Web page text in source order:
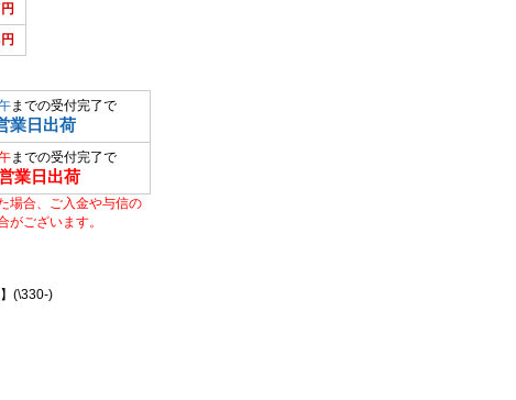
までの受付完了で
業日出荷
までの受付完了で
業日出荷
場合、ご入金や与信の
がございます。
(\330-)